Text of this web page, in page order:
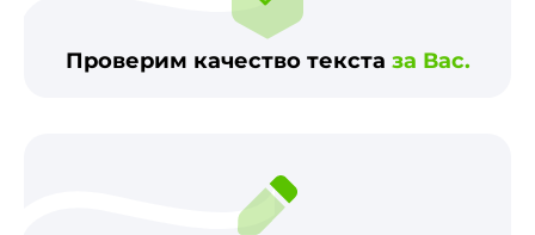
Проверим качество текста за Вас.